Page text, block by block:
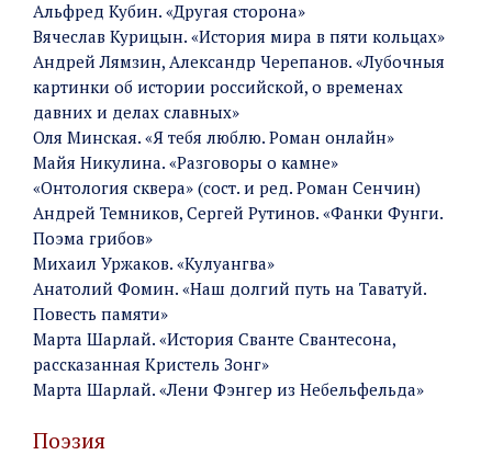
Альфред Кубин. «Другая сторона»
Вячеслав Курицын. «История мира в пяти кольцах»
Андрей Лямзин, Александр Черепанов. «Лубочныя
картинки об истории российской, о временах
давних и делах славных»
Оля Минская. «Я тебя люблю. Роман онлайн»
Майя Никулина. «Разговоры о камне»
«Онтология сквера» (сост. и ред. Роман Сенчин)
Андрей Темников, Сергей Рутинов. «Фанки Фунги.
Поэма грибов»
Михаил Уржаков. «Кулуангва»
Анатолий Фомин. «Наш долгий путь на Таватуй.
Повесть памяти»
Марта Шарлай. «История Сванте Свантесона,
рассказанная Кристель Зонг»
Марта Шарлай. «Лени Фэнгер из Небельфельда»
Поэзия